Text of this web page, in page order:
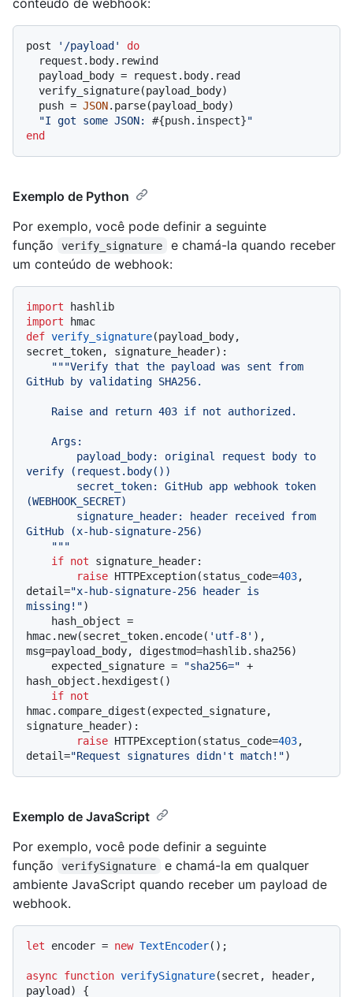
post '/payload'
do
  push =
JSON.parse(payload_body)
"I got some JSON: #{push.inspect}"
end
Exemplo de Python
Por exemplo, você pode definir a seguinte
função
verify_signature
e chamá-la quando receber
um conteúdo de webhook:
import
import
def verify_signature(payload_body,
secret_token, signature_header):
"""Verify that the payload was sent from
GitHub by validating SHA256.
verify (request.body())
(WEBHOOK_SECRET)
GitHub (x-hub-signature-256)
    """
if not signature_header:
raise HTTPException(status_code=403,
detail="x-hub-signature-256 header is
missing!")
hmac.new(secret_token.encode( 'utf-8' ),
msg=payload_body, digestmod=hashlib.sha256)
    expected_signature =
"sha256=" +
hash_object.hexdigest()
if not
hmac.compare_digest(expected_signature,
signature_header):
raise HTTPException(status_code=403,
detail="Request signatures didn't match!"
Exemplo de JavaScript
Por exemplo, você pode definir a seguinte
função
verifySignature
e chamá-la em qualquer
ambiente JavaScript quando receber um payload de
webhook.
let encoder = new TextEncoder();
async function verifySignature(secret, header,
payload ) {